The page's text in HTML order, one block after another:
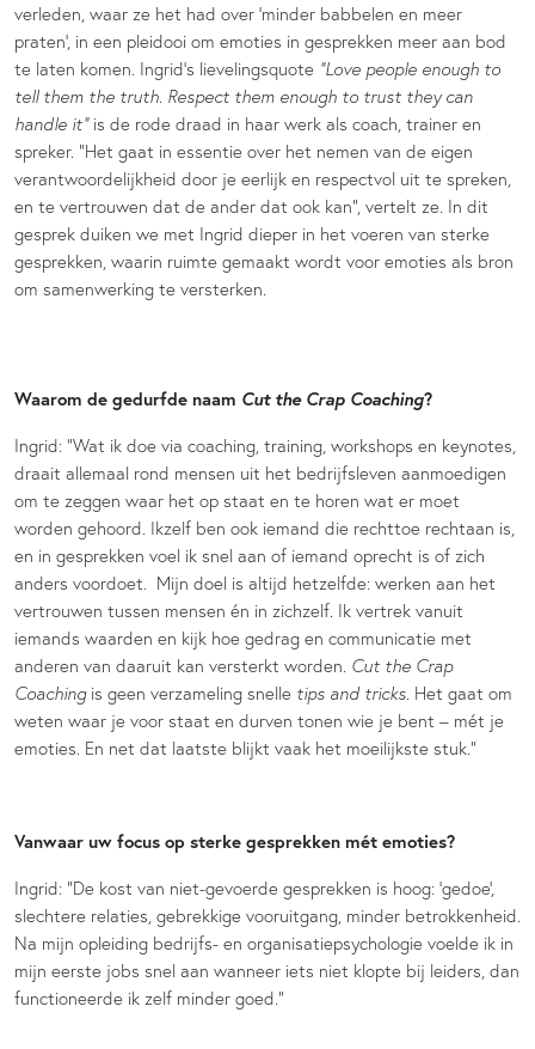
verleden, waar ze het had over ‘minder babbelen en meer
praten’, in een pleidooi om emoties in gesprekken meer aan bod
te laten komen. Ingrid’s lievelingsquote “Love people enough to
tell them the truth. Respect them enough to trust they can
handle it”is de rode draad in haar werk als coach, trainer en
spreker. “Het gaat in essentie over het nemen van de eigen
verantwoordelijkheid door je eerlijk en respectvol uit te spreken,
en te vertrouwen dat de ander dat ook kan”, vertelt ze. In dit
gesprek duiken we met Ingrid dieper in het voeren van sterke
gesprekken, waarin ruimte gemaakt wordt voor emoties als bron
om samenwerking te versterken.
Waarom de gedurfde naam Cut the Crap Coaching?
Ingrid: “Wat ik doe via coaching, training, workshops en keynotes,
draait allemaal rond mensen uit het bedrijfsleven aanmoedigen
om te zeggen waar het op staat en te horen wat er moet
worden gehoord. Ikzelf ben ook iemand die rechttoe rechtaan is,
en in gesprekken voel ik snel aan of iemand oprecht is of zich
anders voordoet. Mijn doel is altijd hetzelfde: werken aan het
vertrouwen tussen mensen én in zichzelf. Ik vertrek vanuit
iemands waarden en kijk hoe gedrag en communicatie met
anderen van daaruit kan versterkt worden. Cut the Crap
Coachingis geen verzameling snelle tips and tricks . Het gaat om
weten waar je voor staat en durven tonen wie je bent – mét je
emoties. En net dat laatste blijkt vaak het moeilijkste stuk.”
Vanwaar uw focus op sterke gesprekken mét emoties?
Ingrid: “De kost van niet-gevoerde gesprekken is hoog: ‘gedoe’,
slechtere relaties, gebrekkige vooruitgang, minder betrokkenheid.
Na mijn opleiding bedrijfs- en organisatiepsychologie voelde ik in
mijn eerste jobs snel aan wanneer iets niet klopte bij leiders, dan
functioneerde ik zelf minder goed.”